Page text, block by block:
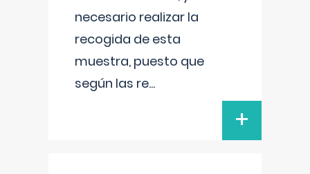
necesario realizar la
recogida de esta
muestra, puesto que
según las re...
+